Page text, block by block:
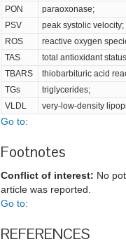
PON
paraoxonase;
PSV
peak systolic velocity;
ROS
reactive oxygen
TAS
total antioxidant
TBARS
thiobarbituric acid
TGs
triglycerides;
VLDL
very-low-density
Go to:
Footnotes
Conflict of interest: No
article was reported.
Go to:
REFERENCES